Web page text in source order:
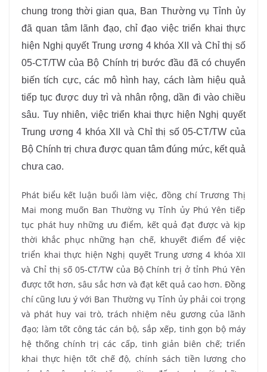
chung trong thời gian qua, Ban Thường vụ Tỉnh ủy
đã quan tâm lãnh đạo, chỉ đạo việc triển khai thực
hiện Nghị quyết Trung ương 4 khóa XII và Chỉ thị số
05-CT/TW của Bộ Chính trị bước đầu đã có chuyển
biến tích cực, các mô hình hay, cách làm hiệu quả
tiếp tục được duy trì và nhân rộng, dần đi vào chiều
sâu. Tuy nhiên, việc triển khai thực hiện Nghị quyết
Trung ương 4 khóa XII và Chỉ thị số 05-CT/TW của
Bộ Chính trị chưa được quan tâm đúng mức, kết quả
chưa cao.
Phát biểu kết luận buổi làm việc, đồng chí Trương Thị
Mai mong muốn Ban Thường vụ Tỉnh ủy Phú Yên tiếp
tục phát huy những ưu điểm, kết quả đạt được và kịp
thời khắc phục những hạn chế, khuyết điểm để việc
triển khai thực hiện Nghị quyết Trung ương 4 khóa XII
và Chỉ thị số 05-CT/TW của Bộ Chính trị ở tỉnh Phú Yên
được tốt hơn, sâu sắc hơn và đạt kết quả cao hơn. Đồng
chí cũng lưu ý với Ban Thường vụ Tỉnh ủy phải coi trọng
và phát huy vai trò, trách nhiệm nêu gương của lãnh
đạo; làm tốt công tác cán bộ, sắp xếp, tinh gọn bộ máy
hệ thống chính trị các cấp, tinh giản biên chế; triển
khai thực hiện tốt chế độ, chính sách tiền lương cho